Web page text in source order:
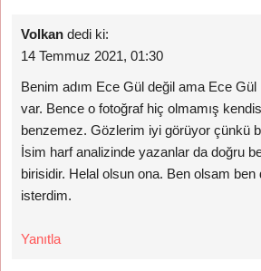
Volkan dedi ki:
14 Temmuz 2021, 01:30
Benim adım Ece Gül değil ama Ece Gül
var. Bence o fotoğraf hiç olmamış
benzemez. Gözlerim iyi görüyor çünkü
İsim harf analizinde yazanlar da doğru
birisidir. Helal olsun ona. Ben olsam
isterdim.
Yanıtla